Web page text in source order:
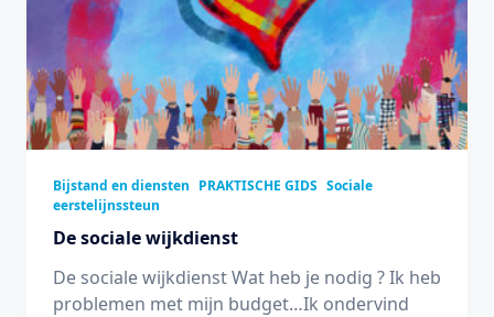
Bijstand en diensten PRAKTISCHE GIDS Sociale
eerstelijnssteun
De sociale wijkdienst
De sociale wijkdienst Wat heb je nodig ? Ik heb
problemen met mijn budget…Ik ondervind